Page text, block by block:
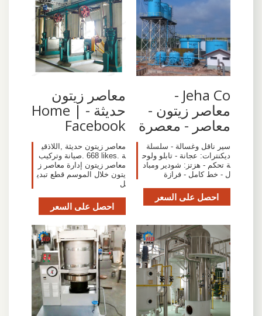
Jeha Co -
معاصر زيتون -
معاصر - معصرة
سير ناقل وغسالة - سلسلة
ديكنترات: عجانة - تابلو ولوح
ة تحكم - هزتز: شودير ومباد
ل - خط كامل - فرازة
احصل على السعر
‫معاصر زيتون
حديثة - Home |
Facebook‬
‎معاصر زيتون حديثة‎, ‎اللاذقي
ة‎. 668 likes. ‎صيانة وتركيب
معاصر زيتون إدارة معاصر ز
يتون خلال الموسم قطع تبدي
ل‎
احصل على السعر